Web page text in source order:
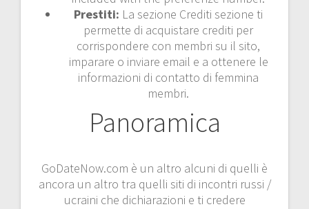
Prestiti: La sezione Crediti sezione ti
permette di acquistare crediti per
corrispondere con membri su il sito,
imparare o inviare email e a ottenere le
informazioni di contatto di femmina
membri.
Panoramica
GoDateNow.com è un altro alcuni di quelli è
ancora un altro tra quelli siti di incontri russi /
ucraini che dichiarazioni e ti credere